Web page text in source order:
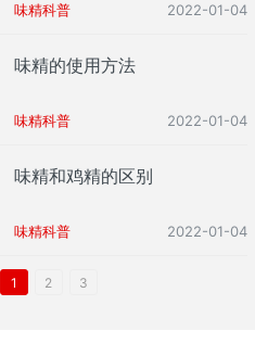
味精科普 2022-01-04
味精的使用方法
味精科普 2022-01-04
味精和鸡精的区别
味精科普 2022-01-04
1 2 3